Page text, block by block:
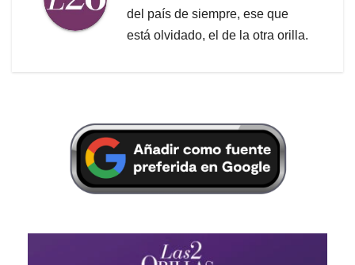
del país de siempre, ese que
está olvidado, el de la otra orilla.